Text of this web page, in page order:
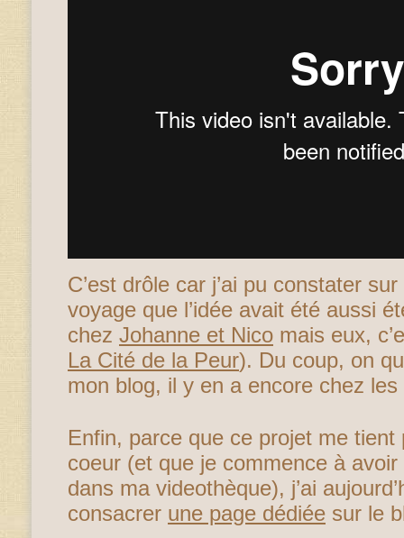
C’est drôle car j’ai pu constater
voyage que l’idée avait été aussi
chez Johanne et Nico mais eux,
La Cité de la Peur). Du coup, on
mon blog, il y en a encore chez
Enfin, parce que ce projet me tient
coeur (et que je commence à
dans ma videothèque), j’ai
consacrer une page dédiée sur le